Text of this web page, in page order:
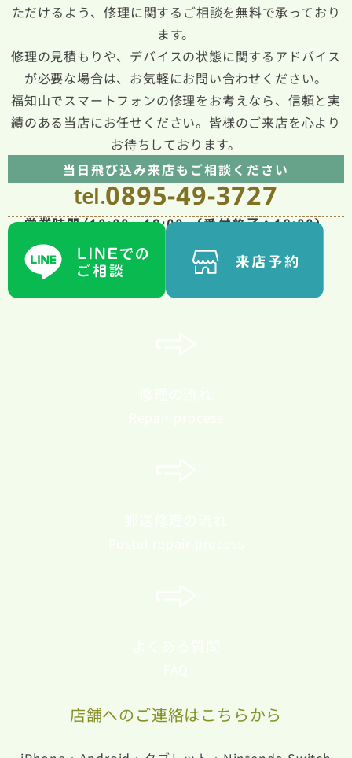
ただけるよう、修理に関するご相談を無料で承っており
ます。
修理の見積もりや、デバイスの状態に関するアドバイス
が必要な場合は、お気軽にお問い合わせください。
福知山でスマートフォンの修理をお考えなら、信頼と実
績のある当店にお任せください。皆様のご来店を心より
お待ちしております。
当日飛び込み来店もご相談ください
tel.0895-49-3727
営業時間/10:00〜19:00 （受付終了：18:00）
店舗へのご連絡はこちらから